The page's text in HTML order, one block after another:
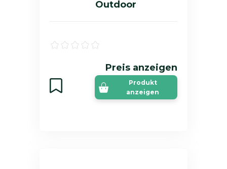
Outdoor
Preis anzeigen
Produkt
anzeigen